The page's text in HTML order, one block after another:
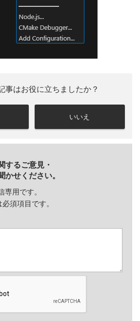
事はお役に立ちましたか？
いいえ
するご意見・
かせください。
専用です。
須項目です。